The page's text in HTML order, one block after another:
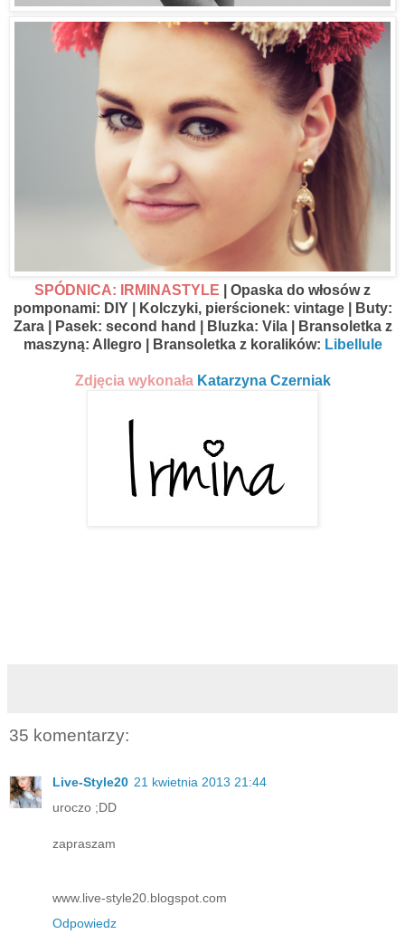
SPÓDNICA: IRMINASTYLE | Opaska do włosów z
pomponami: DIY | Kolczyki, pierścionek: vintage | Buty:
Zara | Pasek: second hand | Bluzka: Vila | Bransoletka z
maszyną: Allegro | Bransoletka z koralików: Libellule
Zdjęcia wykonała Katarzyna Czerniak
35 komentarzy:
Live-Style20 21 kwietnia 2013 21:44
uroczo ;DD
zapraszam
www.live-style20.blogspot.com
Odpowiedz